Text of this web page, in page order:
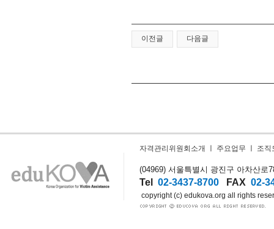
이전글 다음글
자격관리위원회소개 주요업무 조직
(04969) 서울특별시 광진구 아차산로
Tel 02-3437-8700 FAX 02-
copyright (c) edukova.org all rights